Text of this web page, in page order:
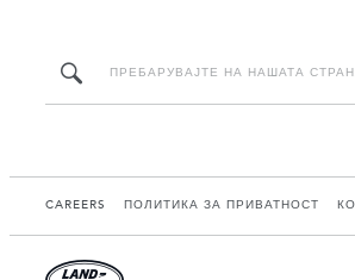
CAREERS ПОЛИТИКА ЗА ПРИВАТНОСТ